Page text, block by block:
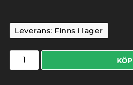
Leverans: Finns i lager
KÖP